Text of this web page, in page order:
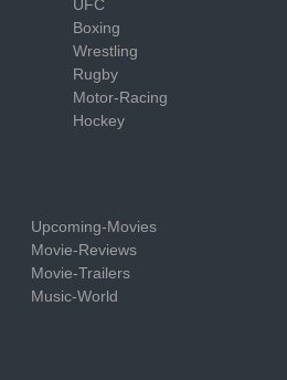
UFC
Boxing
Wrestling
Rugby
Motor-Racing
Hockey
Upcoming-Movies
Movie-Reviews
Movie-Trailers
Music-World